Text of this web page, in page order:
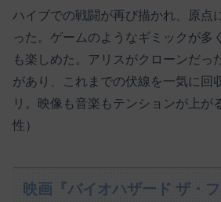
ハイブでの戦闘が再び描かれ、原点
った。ゲームのようなギミックが多
も楽しめた。アリスがクローンだっ
があり、これまでの伏線を一気に回
リ。映像も音楽もテンションが上
性）
映画『バイオハザード ザ・